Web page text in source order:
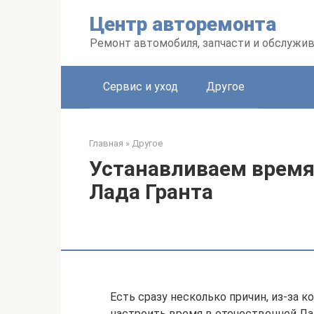
Центр авторемонта
Ремонт автомобиля, запчасти и
Сервис и уход Другое
Главная » Другое
Устанавливаем
Лада Гранта
Есть сразу несколько причин, из-за